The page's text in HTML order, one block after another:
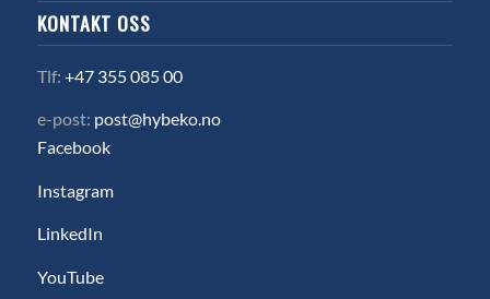
KONTAKT OSS
Tlf: +47 355 085 00
e-post: post@hybeko.no
Facebook
Instagram
LinkedIn
YouTube